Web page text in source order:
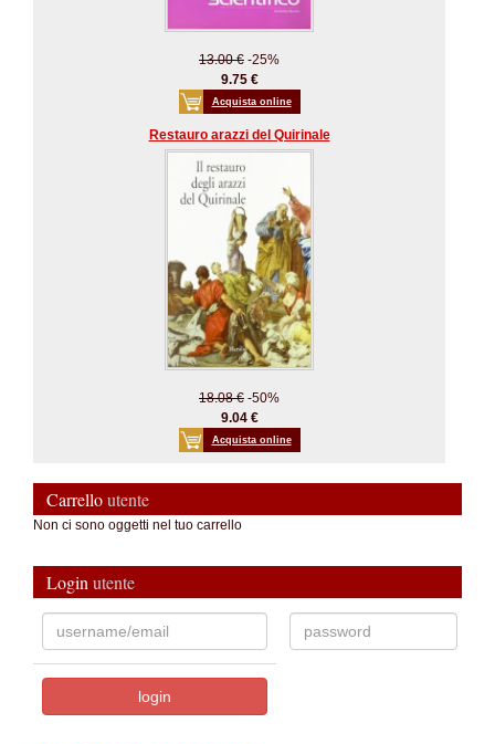
13.00 € -25%
9.75 €
Acquista online
Restauro arazzi del Quirinale
18.08 € -50%
9.04 €
Acquista online
Carrelloutente
Non ci sono oggetti nel tuo carrello
Login utente